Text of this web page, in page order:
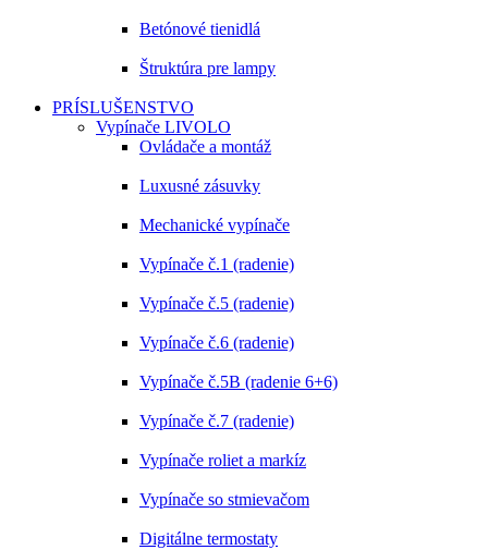
Betónové tienidlá
Štruktúra pre lampy
PRÍSLUŠENSTVO
Vypínače LIVOLO
Ovládače a montáž
Luxusné zásuvky
Mechanické vypínače
Vypínače č.1 (radenie)
Vypínače č.5 (radenie)
Vypínače č.6 (radenie)
Vypínače č.5B (radenie 6+6)
Vypínače č.7 (radenie)
Vypínače roliet a markíz
Vypínače so stmievačom
Digitálne termostaty